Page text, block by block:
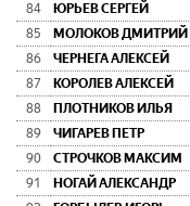
84
ЮРЬЕВ СЕРГЕЙ
85
МОЛОКОВ ДМИТРИЙ
86
ЧЕРНЕГА АЛЕКСЕЙ
87
КОРОЛЕВ АЛЕКСЕЙ
88
ПЛОТНИКОВ ИЛЬЯ
89
ЧИГАРЕВ ПЕТР
90
СТРОЧКОВ МАКСИМ
91
НОГАЙ АЛЕКСАНДР